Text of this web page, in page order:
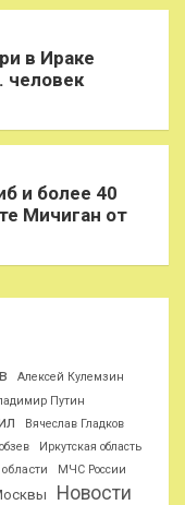
в Ираке
человек
и более 40
Мичиган от
Алексей Кулемзин
Путин
Вячеслав Гладков
Иркутская область
МЧС России
Новости